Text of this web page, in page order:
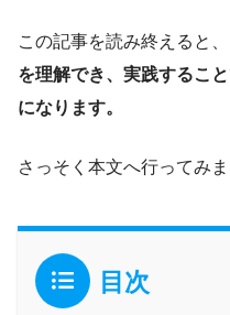
この記事を読み終えると、
を理解でき、実践するこ
になります。
さっそく本文へ行ってみま
目次